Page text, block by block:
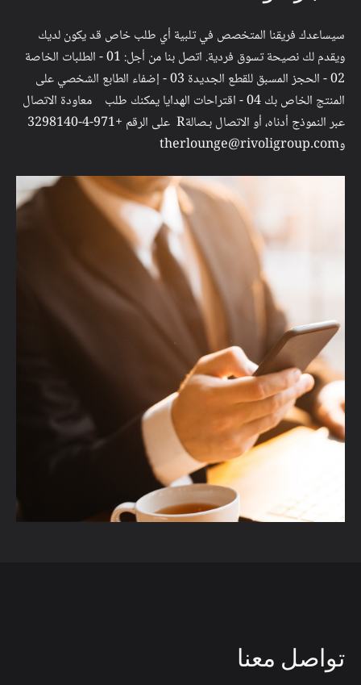
سيساعدك فريقنا المتخصص في تلبية أي طلب خاص قد يكون لديك
ويقدم لك نصيحة تسوق فردية. اتصل بنا من أجل: 01 - الطلبات الخاصة
02 - الحجز المسبق للقطع الجديدة 03 - إضفاء الطابع الشخصي على
المنتج الخاص بك 04 - اقتراحات الهدايا يمكنك طلب معاودة الاتصال
وtherlounge@rivoligroup.com
تواصل معنا